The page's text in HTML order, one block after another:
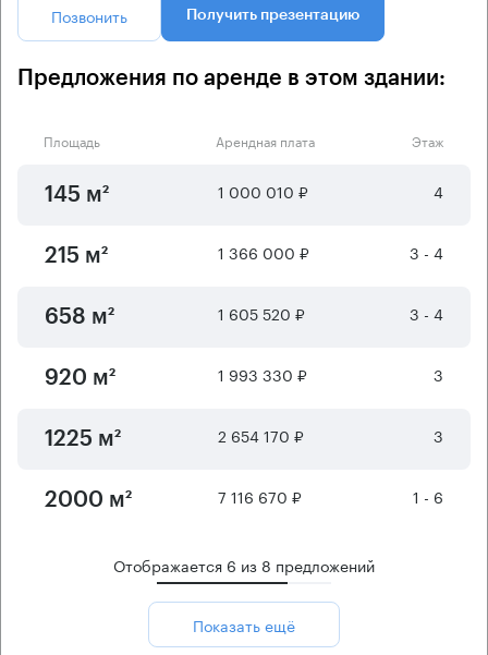
Позвонить Получить презентацию
Предложения по аренде в этом здании:
Площадь Арендная плата Этаж
145 м² 1 000 010 ₽ 4
215 м² 1 366 000 ₽ 3 - 4
658 м² 1 605 520 ₽ 3 - 4
920 м² 1 993 330 ₽ 3
1225 м² 2 654 170 ₽ 3
2000 м² 7 116 670 ₽ 1 - 6
Отображается 6 из 8 предложений
Показать ещё